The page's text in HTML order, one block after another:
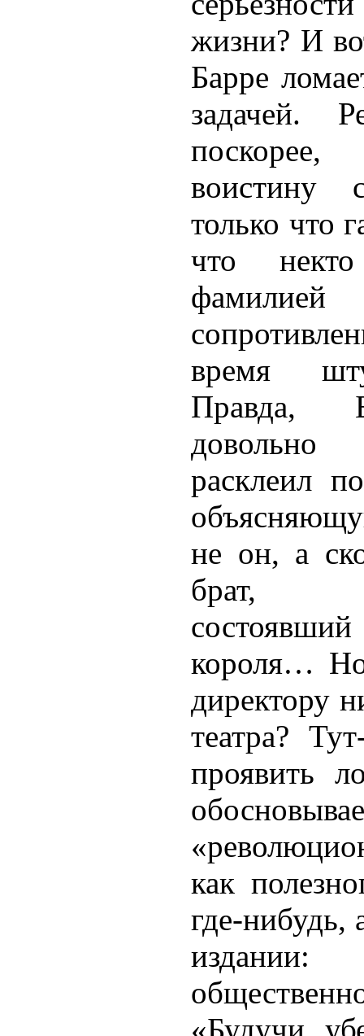
жизни? И
Барре
задачей.
воистину
только что
что
время
Правда,
довольно
расклеил
не он, а
брат,
короля…
директору
театра?
проявить
как
где-нибудь,